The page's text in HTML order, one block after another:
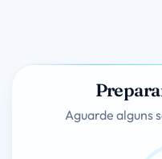
Aguarde alguns